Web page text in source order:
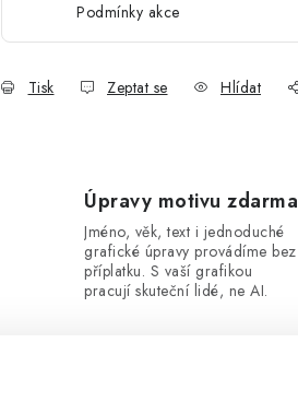
Podmínky akce
Tisk Zeptat se Hlídat
Úpravy motivu zdarma
Jméno, věk, text i jednoduché
grafické úpravy provádíme bez
příplatku. S vaší grafikou
pracují skuteční lidé, ne AI.